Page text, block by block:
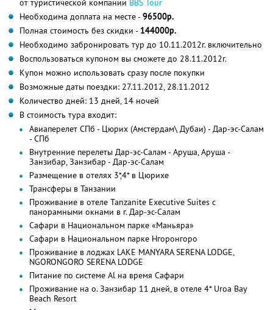
от туристической компании BBS Tour
Необходима доплата на месте -96500р.
Полная стоимость без скидки - 144000р.
Необходимо забронировать тур до 10.11.2012г. включительно
Воспользоваться купоном вы сможете до 28.11.2012г.
Купон можно использовать сразу после покупки
Возможные даты поездки: 27.11.2012, 28.11.2012
Количество дней: 13 дней, 14 ночей
В стоимость тура входит:
Авиаперелет СПб - Цюрих (Амстердам\ Дубаи) - Дар-эс-Салам
- СПб
Внутренние перелеты Дар-эс-Салам - Аруша, Аруша -
Занзибар, Занзибар - Дар-эс-Салам
Размещение в отелях 3*,4* в Цюрихе
Трансферы в Танзании
Проживание в отеле Tanzanite Executive Suites с
панорамными окнами в г. Дар-эс-Салам
Сафари в Национальном парке «Маньяра»
Сафари в Национальном парке Нгоронгоро
Проживание в лоджах LAKE MANYARA SERENA LODGE,
NGORONGORO SERENA LODGE
Питание по системе Al на время Сафари
Проживание на о. Занзибар 11 дней, в отеле 4* Uroa Bay
Beach Resort